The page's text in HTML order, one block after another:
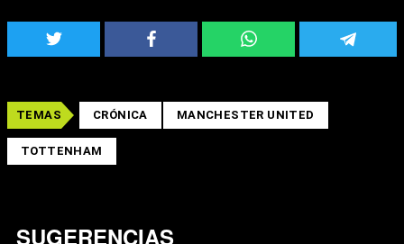
TEMAS CRÓNICA MANCHESTER UNITED
TOTTENHAM
SUGERENCIAS